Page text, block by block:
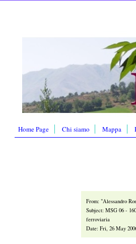
Home Page Chi siamo Mappa
From: "Alessandro
Subject: MSG 06 -
ferroviaria
Date: Fri, 26 May